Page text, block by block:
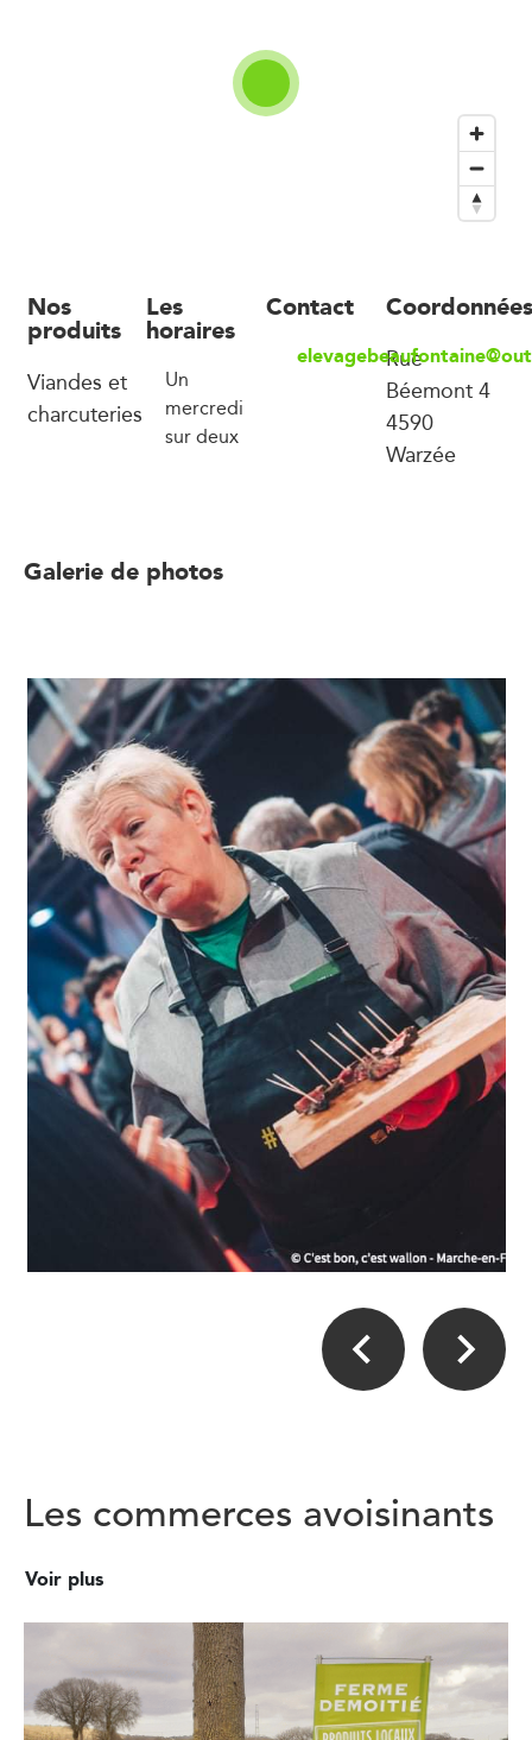
Nos
produits
Viandes et
charcuteries
Les
horaires
Un
mercredi
sur deux
Contact Coordonnées
Rue
Béemont 4
4590
Warzée
Galerie de photos
Les commerces avoisinants
Voir plus